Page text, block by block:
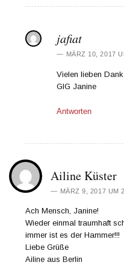
jafiat
MÄRZ 10, 2017
Vielen lieben
GlG Janine
Antworten
Ailine Küster
MÄRZ 9, 2017 UM
Ach Mensch, Janine!
Wieder einmal traumhaft
immer ist es der Hammer!!!
Liebe Grüße
Ailine aus Berlin